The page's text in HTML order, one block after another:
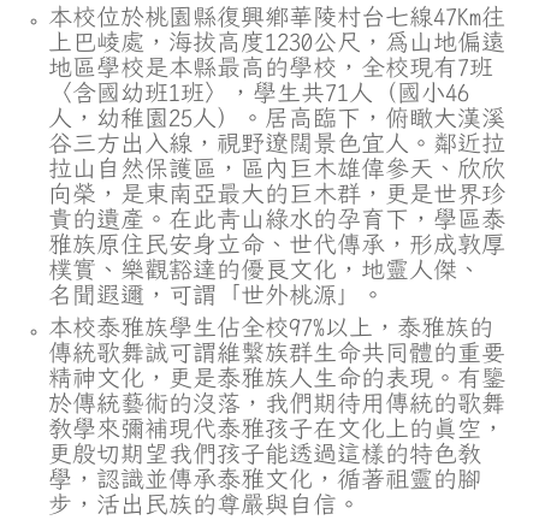
本校位於桃園縣復興鄉華陵村台七線47Km往
上巴崚處，海拔高度1230公尺，為山地偏遠
地區學校是本縣最高的學校，全校現有7班
〈含國幼班1班〉，學生共71人（國小46
人，幼稚園25人）。居高臨下，俯瞰大漢溪
谷三方出入線，視野遼闊景色宜人。鄰近拉
拉山自然保護區，區內巨木雄偉參天、欣欣
向榮，是東南亞最大的巨木群，更是世界珍
貴的遺產。在此青山綠水的孕育下，學區泰
雅族原住民安身立命、世代傳承，形成敦厚
樸實、樂觀豁達的優良文化，地靈人傑、
名聞遐邇，可謂「世外桃源」。
本校泰雅族學生佔全校97%以上，泰雅族的
傳統歌舞誠可謂維繫族群生命共同體的重要
精神文化，更是泰雅族人生命的表現。有鑒
於傳統藝術的沒落，我們期待用傳統的歌舞
教學來彌補現代泰雅孩子在文化上的真空，
更殷切期望我們孩子能透過這樣的特色教
學，認識並傳承泰雅文化，循著祖靈的腳
步，活出民族的尊嚴與自信。